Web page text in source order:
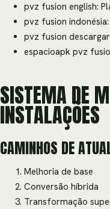
pvz fusion english:
pvz fusion
pvz fusion
espacioapk pvz
SISTEMA DE
INSTALAÇÕES
CAMINHOS DE
Melhoria de base
Conversão híbrida
Transformação